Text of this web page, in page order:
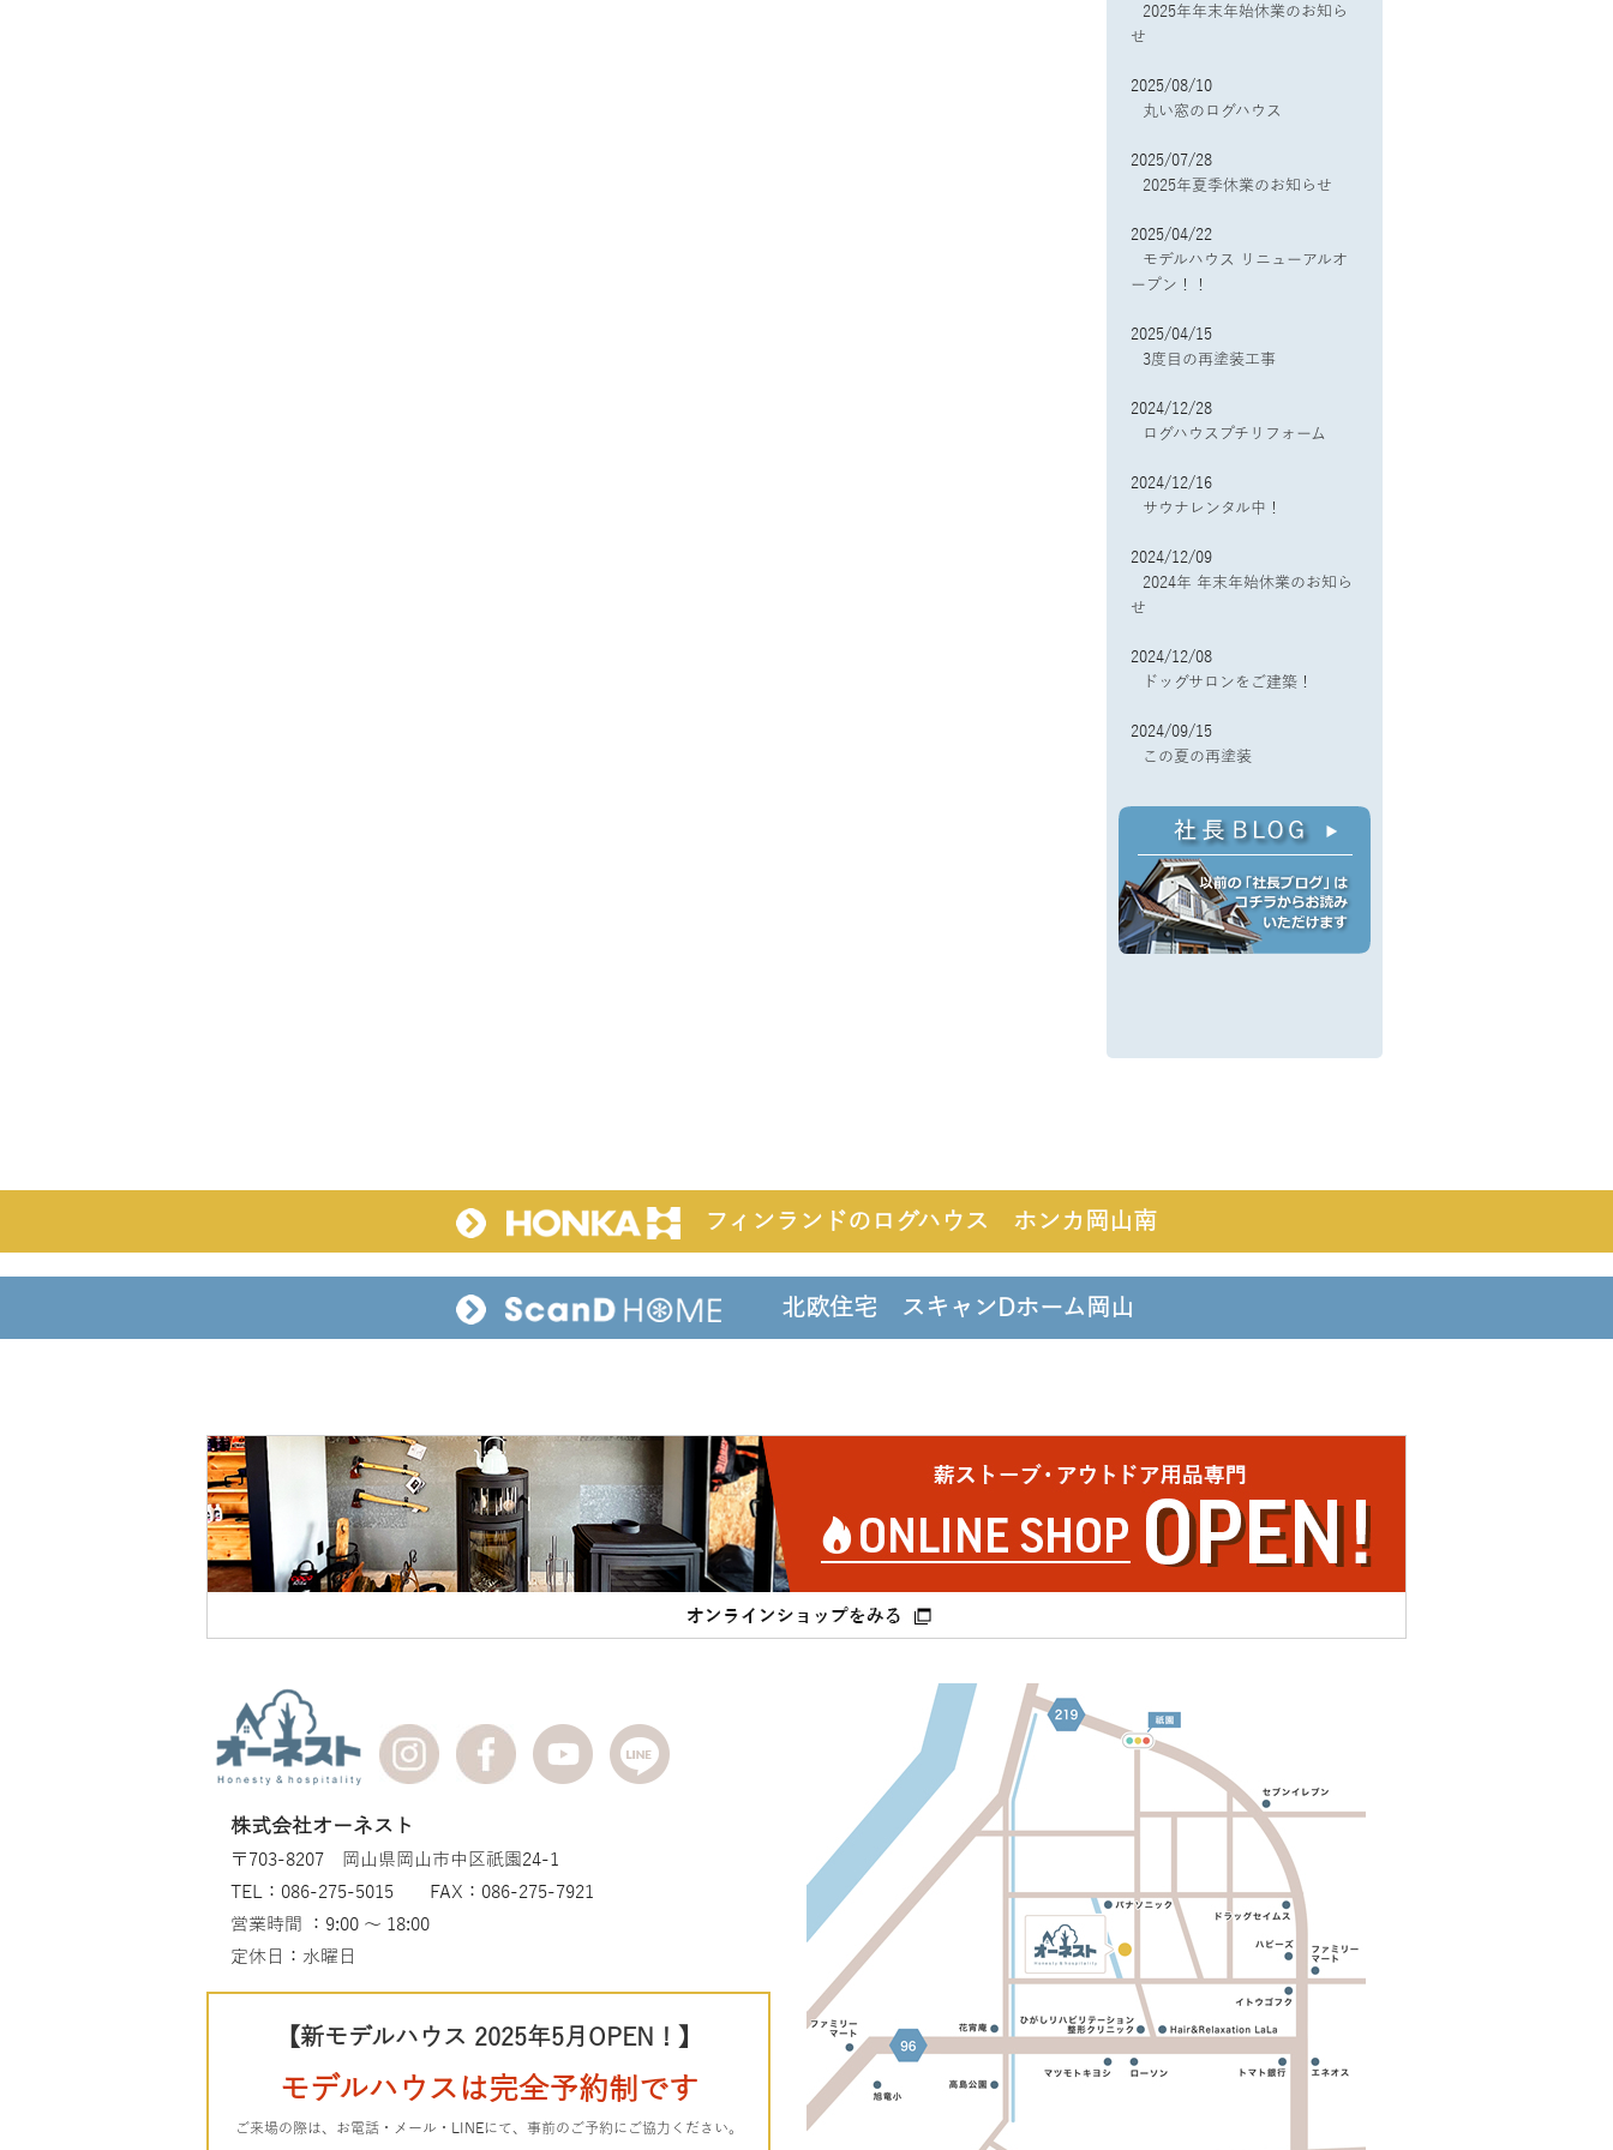
2025年年末年始休業のお知ら
せ
2025/08/10
丸い窓のログハウス
2025/07/28
2025年夏季休業のお知らせ
2025/04/22
モデルハウス リニューアルオ
ープン！！
2025/04/15
3度目の再塗装工事
2024/12/28
ログハウスプチリフォーム
2024/12/16
サウナレンタル中！
2024/12/09
2024年 年末年始休業のお知ら
せ
2024/12/08
ドッグサロンをご建築！
2024/09/15
この夏の再塗装
フィンランドのログハウス ホンカ岡山南
北欧住宅 スキャンDホーム岡山
株式会社オーネスト
〒703-8207 岡山県岡山市中区祇園24-1
TEL：086-275-5015 FAX：086-275-7921
営業時間 ：9:00 ～ 18:00
定休日：水曜日
【新モデルハウス 2025年5月OPEN！】
モデルハウスは完全予約制です
ご来場の際は、お電話・メール・LINEにて、事前のご予約にご協力ください。